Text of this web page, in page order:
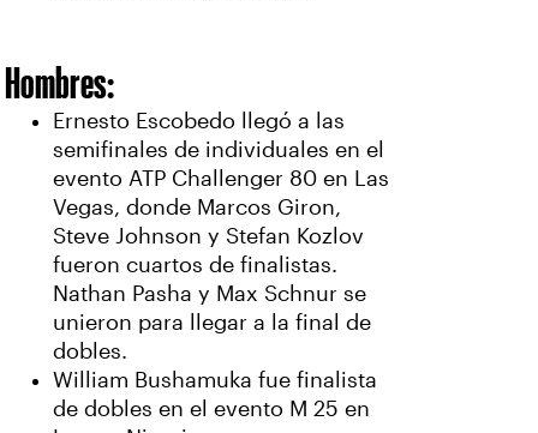
Hombres:
Ernesto Escobedo llegó a las
semifinales de individuales en el
evento ATP Challenger 80 en Las
Vegas, donde Marcos Giron,
Steve Johnson y Stefan Kozlov
fueron cuartos de finalistas.
Nathan Pasha y Max Schnur se
unieron para llegar a la final de
dobles.
William Bushamuka fue finalista
de dobles en el evento M 25 en